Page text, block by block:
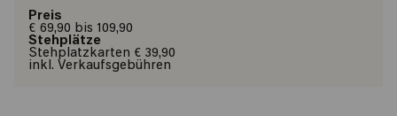
Preis
€ 69,90 bis 109,90
Stehplätze
Stehplatzkarten € 39,90
inkl. Verkaufsgebühren